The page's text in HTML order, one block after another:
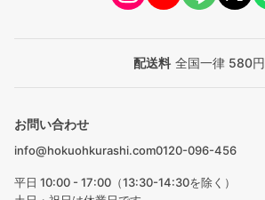
配送料 全国一律 580円
お問い合わせ
info@hokuohkurashi.com0120-096-456
平日 10:00 - 17:00（13:30-14:30を除く）